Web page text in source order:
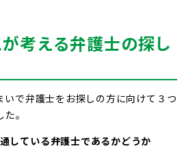
考える弁護士の探し
いで弁護士をお探しの方に向けて３つ
。
している弁護士であるかどうか